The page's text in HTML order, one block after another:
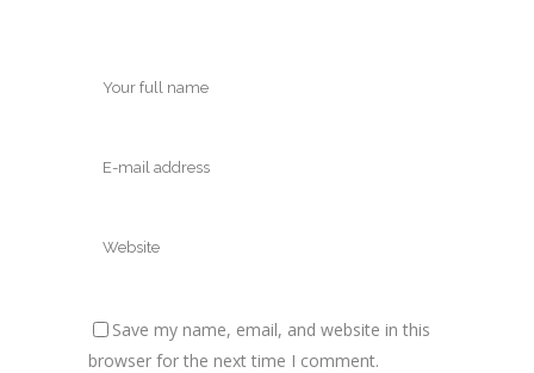
Save my name, email, and website in this
browser for the next time I comment.